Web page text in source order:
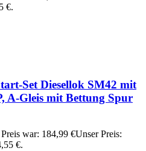
€.
Set Diesellok SM42 mit
A-Gleis mit Bettung Spur
war: 184,99 €Unser Preis:
€.